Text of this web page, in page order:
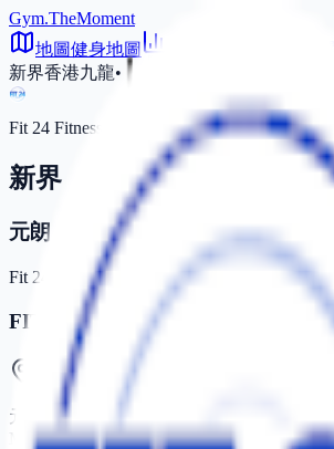
Gym.TheMoment
地圖健身地圖
新界香港九龍•
Fit 24 Fitness
新界
元朗
Fit 24 Fitness
FIT24 元朗店地址
元朗西菁街 23 號富達廣場地下 31-39 號舖
Manhattan Plaza, 23 Sai Ching Street, Yuen